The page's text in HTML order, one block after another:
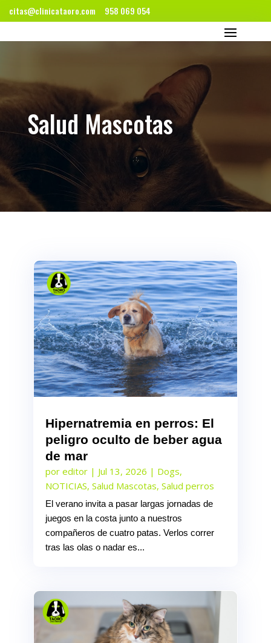
citas@clinicataoro.com 958 069 054
Salud Mascotas
Hipernatremia en perros: El
peligro oculto de beber agua
de mar
por editor| Jul 13, 2026 | Dogs,
NOTICIAS, Salud Mascotas, Salud perros
El verano invita a pasar largas jornadas de
juegos en la costa junto a nuestros
compañeros de cuatro patas. Verlos correr
tras las olas o nadar es...